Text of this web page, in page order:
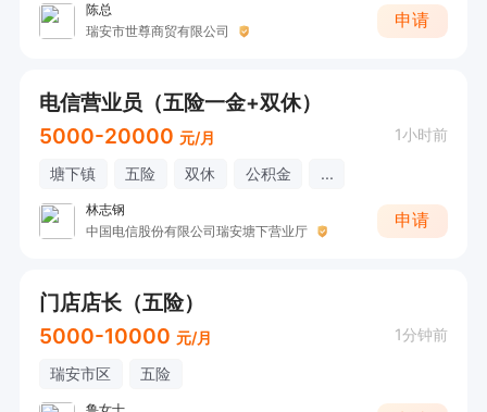
陈总
瑞安市世尊商贸有限公司
申请
电信营业员（五险一金+双休）
5000-20000 元/月 1小时前
塘下镇 五险 双休 公积金 ...
林志钢
中国电信股份有限公司瑞安塘下营业厅
申请
门店店长（五险）
5000-10000 元/月 1分钟前
瑞安市区 五险